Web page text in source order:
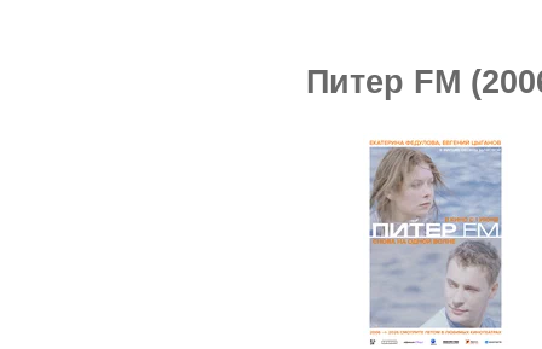
Питер FM